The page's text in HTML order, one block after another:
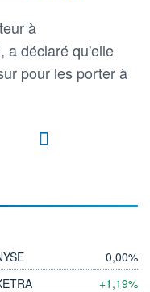
à
a déclaré qu'elle
pour les porter à
0,00%
+1,19%